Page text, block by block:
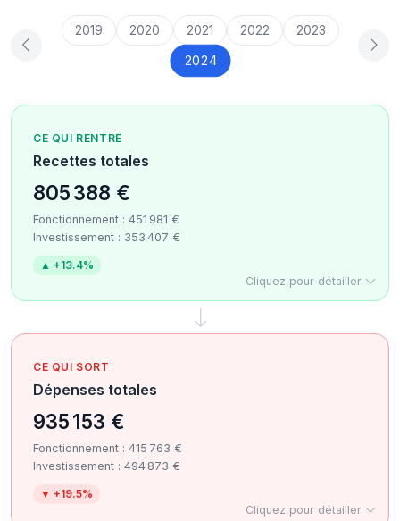
2019 2020 2021 2022 2023
2024
CE QUI RENTRE
Recettes totales
805 388 €
Fonctionnement : 451 981 €
Investissement : 353 407 €
▲ +13.4%
Cliquez pour détailler
CE QUI SORT
Dépenses totales
935 153 €
Fonctionnement : 415 763 €
Investissement : 494 873 €
▼ +19.5%
Cliquez pour détailler